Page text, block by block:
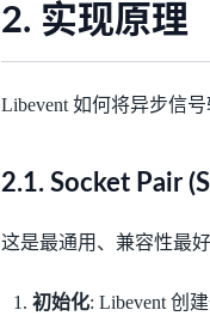
2. 实现原理
Libevent 如何将异步信
2.1. Socket Pair
这是最通用、兼容性最好
初始化: Libevent 创